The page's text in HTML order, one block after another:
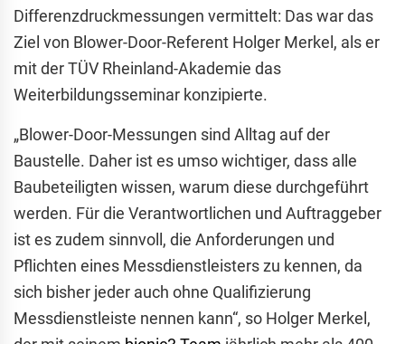
Differenzdruckmessungen vermittelt: Das war das
Ziel von Blower-Door-Referent Holger Merkel, als er
mit der TÜV Rheinland-Akademie das
Weiterbildungsseminar konzipierte.
„Blower-Door-Messungen sind Alltag auf der
Baustelle. Daher ist es umso wichtiger, dass alle
Baubeteiligten wissen, warum diese durchgeführt
werden. Für die Verantwortlichen und Auftraggeber
ist es zudem sinnvoll, die Anforderungen und
Pflichten eines Messdienstleisters zu kennen, da
sich bisher jeder auch ohne Qualifizierung
Messdienstleiste nennen kann“, so Holger Merkel,